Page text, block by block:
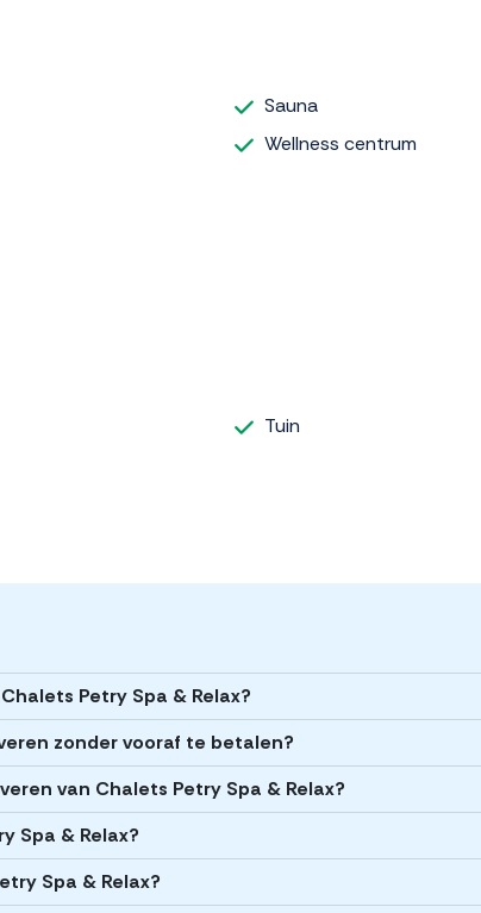
Sauna
Wellness centrum
Tuin
Petry Spa & Relax?
zonder vooraf te betalen?
van Chalets Petry Spa & Relax?
Spa & Relax?
Spa & Relax?